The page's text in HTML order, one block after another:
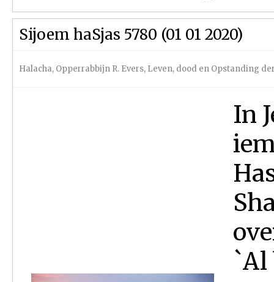
Sijoem haSjas 5780 (01 01 2020)
Halacha, Opperrabbijn R. Evers, Leven, dood en Opstanding
In
`Al